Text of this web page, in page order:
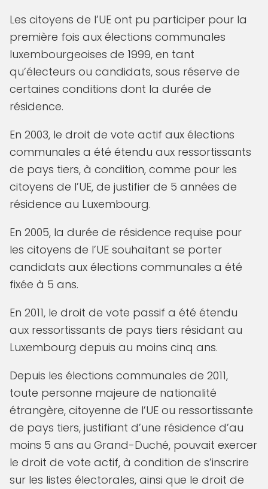
Les citoyens de l’UE ont pu participer pour la
première fois aux élections communales
luxembourgeoises de 1999, en tant
qu’électeurs ou candidats, sous réserve de
certaines conditions dont la durée de
résidence.
En 2003, le droit de vote actif aux élections
communales a été étendu aux ressortissants
de pays tiers, à condition, comme pour les
citoyens de l’UE, de justifier de 5 années de
résidence au Luxembourg.
En 2005, la durée de résidence requise pour
les citoyens de l’UE souhaitant se porter
candidats aux élections communales a été
fixée à 5 ans.
En 2011, le droit de vote passif a été étendu
aux ressortissants de pays tiers résidant au
Luxembourg depuis au moins cinq ans.
Depuis les élections communales de 2011,
toute personne majeure de nationalité
étrangère, citoyenne de l’UE ou ressortissante
de pays tiers, justifiant d’une résidence d’au
moins 5 ans au Grand-Duché, pouvait exercer
le droit de vote actif, à condition de s’inscrire
sur les listes électorales, ainsi que le droit de